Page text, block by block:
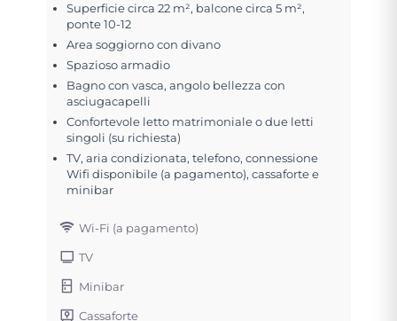
Superficie circa 22 m², balcone circa 5 m²,
ponte 10-12
Area soggiorno con divano
Spazioso armadio
Bagno con vasca, angolo bellezza con
asciugacapelli
Confortevole letto matrimoniale o due letti
singoli (su richiesta)
TV, aria condizionata, telefono, connessione
Wifi disponibile (a pagamento), cassaforte e
minibar
Wi-Fi (a pagamento)
TV
Minibar
Cassaforte